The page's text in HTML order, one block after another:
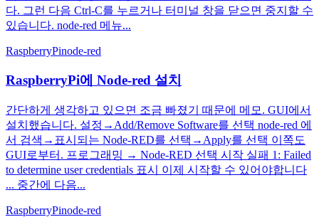
다. 그런 다음 Ctrl-C를 누르거나 터미널 창을 닫으면 중지할 수
있습니다. node-red 메뉴...
RaspberryPinode-red
RaspberryPi에 Node-red 설치
간단하게 생각하고 있으면 조금 빠졌기 때문에 메모. GUI에서
설치했습니다. 설정→Add/Remove Software를 선택 node-red 에
서 검색→표시되는 Node-RED를 선택→Apply를 선택 이쪽도
GUI로부터. 프로그래밍 → Node-RED 선택 시작 실패 1: Failed
to determine user credentials 표시 이제 시작할 수 있어야합니다
... 중간에 다음...
RaspberryPinode-red